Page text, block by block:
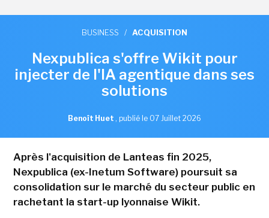
BUSINESS / ACQUISITION
Nexpublica s'offre Wikit pour
injecter de l'IA agentique dans ses
solutions
Benoît Huet , publié le 07 Juillet 2026
Après l'acquisition de Lanteas fin 2025,
Nexpublica (ex-Inetum Software) poursuit sa
consolidation sur le marché du secteur public en
rachetant la start-up lyonnaise Wikit.